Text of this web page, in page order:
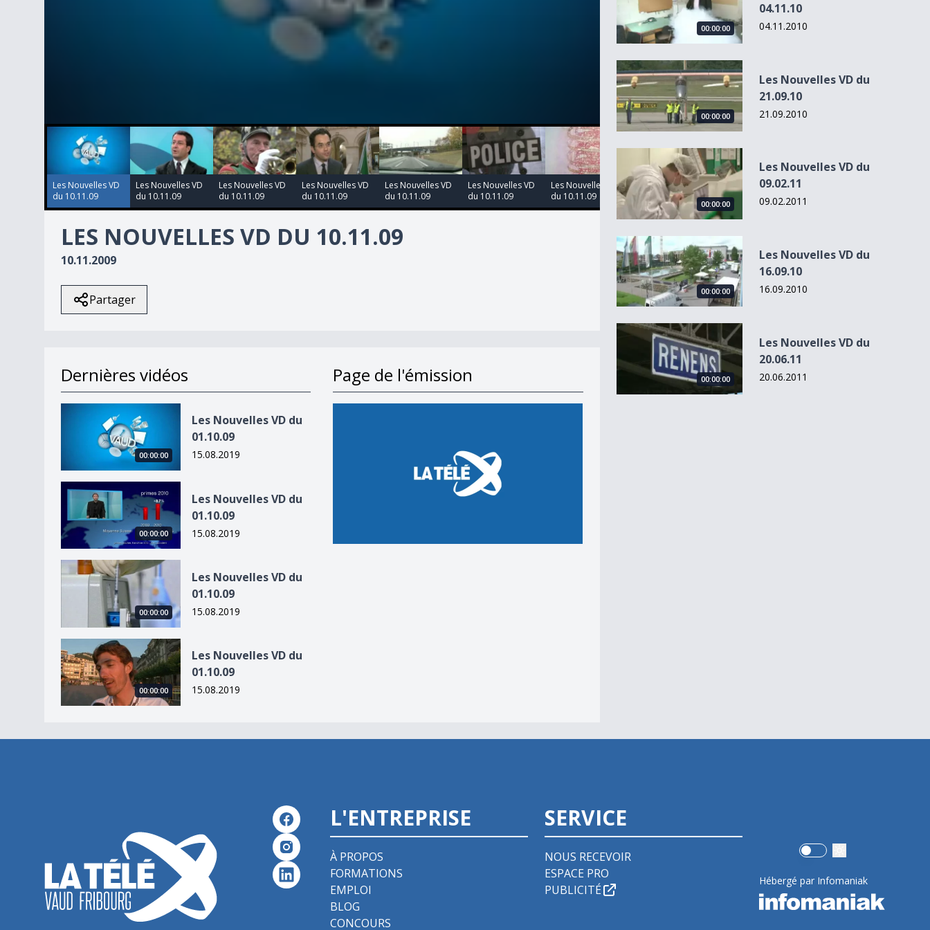
0
seconds
minutes,
34
seconds Volume
90%
Les Nouvelles VD
du 10.11.09
Les Nouvelles VD
du 10.11.09
Les Nouvelles VD
du 10.11.09
Les Nouvelles VD
du 10.11.09
Les Nouvelles VD
du 10.11.09
Les Nouvelles VD
du 10.11.09
Les Nouvelles VD
du 10.11.09
LES NOUVELLES VD DU 10.11.09
10.11.2009
Partager
Dernières vidéos
Les Nouvelles VD du 01.10.09
00:00:00
Les Nouvelles VD du
01.10.09
15.08.2019
Les Nouvelles VD du 01.10.09
00:00:00
Les Nouvelles VD du
01.10.09
15.08.2019
Les Nouvelles VD du 01.10.09
00:00:00
Les Nouvelles VD du
01.10.09
15.08.2019
Les Nouvelles VD du 01.10.09
00:00:00
Les Nouvelles VD du
01.10.09
15.08.2019
Page de l'émission
00:00:00
04.11.10
04.11.2010
Les Nouvelles VD du 21.09.10
00:00:00
Les Nouvelles VD du
21.09.10
21.09.2010
Les Nouvelles VD du 09.02.11
00:00:00
Les Nouvelles VD du
09.02.11
09.02.2011
Les Nouvelles VD du 16.09.10
00:00:00
Les Nouvelles VD du
16.09.10
16.09.2010
Les Nouvelles VD du 20.06.11
00:00:00
Les Nouvelles VD du
20.06.11
20.06.2011
L'ENTREPRISE
À PROPOS
FORMATIONS
EMPLOI
BLOG
CONCOURS
SERVICE
NOUS RECEVOIR
ESPACE PRO
PUBLICITÉ
Use setting
Hébergé par Infomaniak